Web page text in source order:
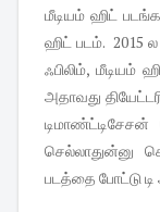
மீடியம் ஹிட்
ஹிட் படம். 2015
ஃபிலிம், மீடியம்
அதாவது
செல்லாதுன்னு
படத்தை போட்டு